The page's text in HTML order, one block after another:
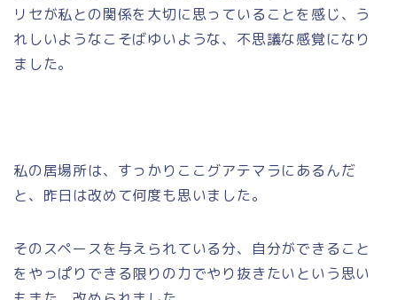
リセが私との関係を大切に思っていることを感じ、う
れしいようなこそばゆいような、不思議な感覚になり
ました。
私の居場所は、すっかりここグアテマラにあるんだ
と、昨日は改めて何度も思いました。
そのスペースを与えられている分、自分ができること
をやっぱりできる限りの力でやり抜きたいという思い